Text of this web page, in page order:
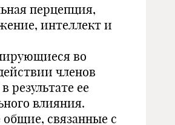
перцепция,
интеллект и
во
членов
результате ее
влияния.
общие, связанные с